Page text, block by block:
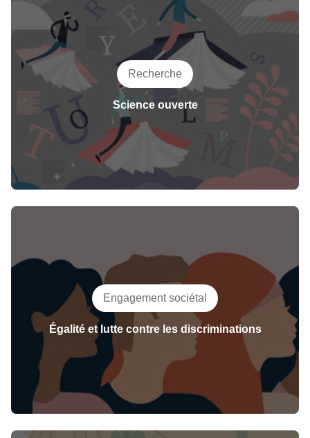
Recherche
Science ouverte
Engagement sociétal
Égalité et lutte contre les discriminations